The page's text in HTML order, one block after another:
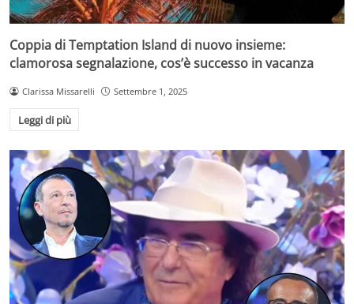
Coppia di Temptation Island di nuovo insieme:
clamorosa segnalazione, cos’è successo in vacanza
Clarissa Missarelli Settembre 1, 2025
Leggi di più